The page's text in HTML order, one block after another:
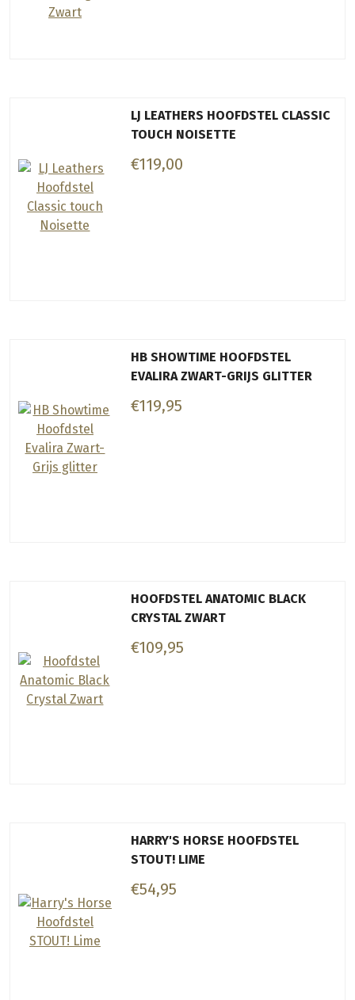
LJ LEATHERS HOOFDSTEL CLASSIC
TOUCH NOISETTE
€119,00
HB SHOWTIME HOOFDSTEL
EVALIRA ZWART-GRIJS GLITTER
€119,95
HOOFDSTEL ANATOMIC BLACK
CRYSTAL ZWART
€109,95
HARRY'S HORSE HOOFDSTEL
STOUT! LIME
€54,95